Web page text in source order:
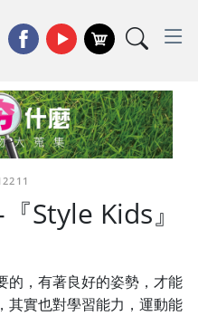
Style Kids』
的，有著良好的姿勢，才能
其實也對學習能力，運動能